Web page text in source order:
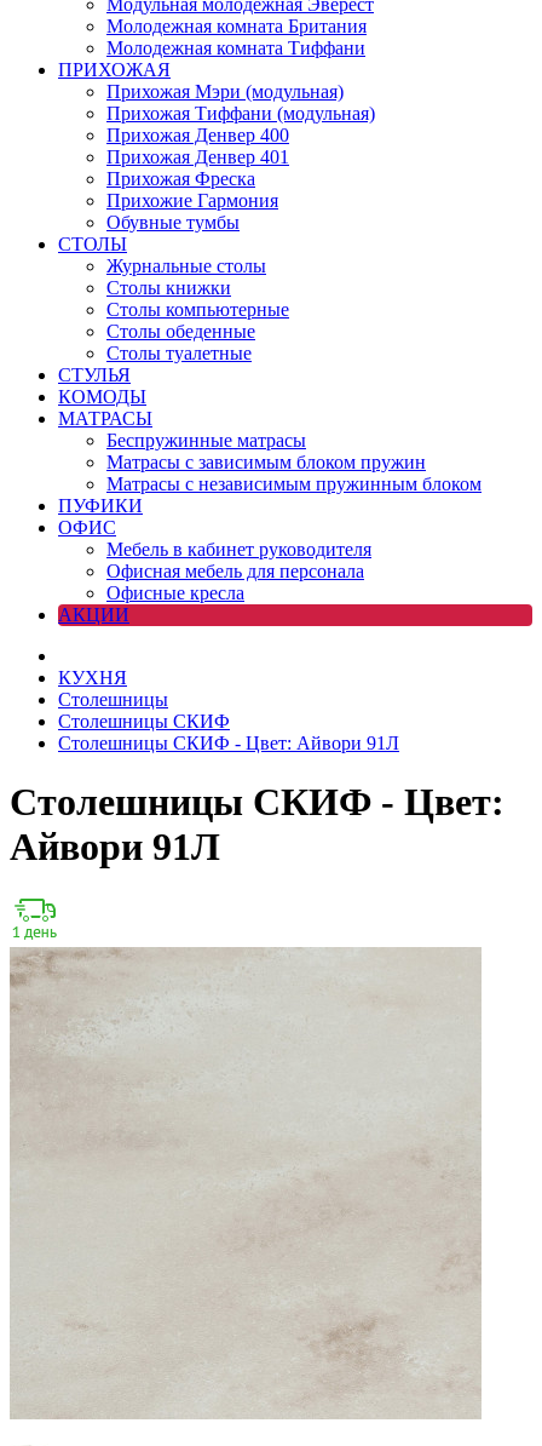
Модульная молодежная Эверест
Молодежная комната Британия
Молодежная комната Тиффани
ПРИХОЖАЯ
Прихожая Мэри (модульная)
Прихожая Тиффани (модульная)
Прихожая Денвер 400
Прихожая Денвер 401
Прихожая Фреска
Прихожие Гармония
Обувные тумбы
СТОЛЫ
Журнальные столы
Столы книжки
Столы компьютерные
Столы обеденные
Столы туалетные
СТУЛЬЯ
КОМОДЫ
МАТРАСЫ
Беспружинные матрасы
Матрасы с зависимым блоком пружин
Матрасы с независимым пружинным блоком
ПУФИКИ
ОФИС
Мебель в кабинет руководителя
Офисная мебель для персонала
Офисные кресла
АКЦИИ
КУХНЯ
Столешницы
Столешницы СКИФ
Столешницы СКИФ - Цвет: Айвори 91Л
Столешницы СКИФ - Цвет:
Айвори 91Л